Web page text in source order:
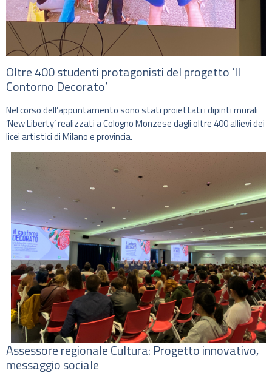
Oltre 400 studenti protagonisti del progetto ‘Il
Contorno Decorato’
Nel corso dell’appuntamento sono stati proiettati i dipinti murali
‘New Liberty’ realizzati a Cologno Monzese dagli oltre 400 allievi dei
licei artistici di Milano e provincia.
Assessore regionale Cultura: Progetto innovativo,
messaggio sociale